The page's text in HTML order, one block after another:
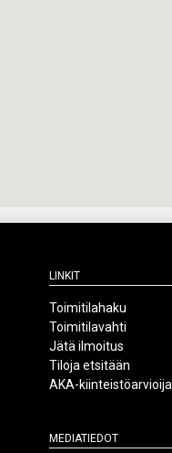
Linkit
Toimitilahaku
Toimitilavahti
Jätä ilmoitus
Tiloja etsitään
AKA-kiinteistöarvioija
Mediatiedot